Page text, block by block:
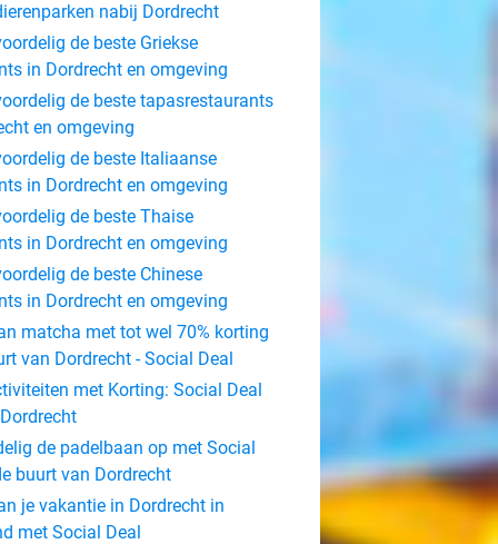
nabij Dordrecht
de beste Griekse
in Dordrecht en omgeving
de beste tapasrestaurants
en omgeving
de beste Italiaanse
in Dordrecht en omgeving
de beste Thaise
in Dordrecht en omgeving
de beste Chinese
in Dordrecht en omgeving
matcha met tot wel 70% korting
van Dordrecht - Social Deal
met Korting: Social Deal
de padelbaan op met Social
buurt van Dordrecht
je vakantie in Dordrecht in
met Social Deal